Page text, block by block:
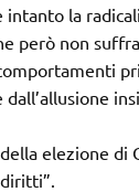
la
però non
elezione di